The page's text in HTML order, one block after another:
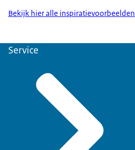
Bekijk hier alle inspiratievoorbeelden
Service